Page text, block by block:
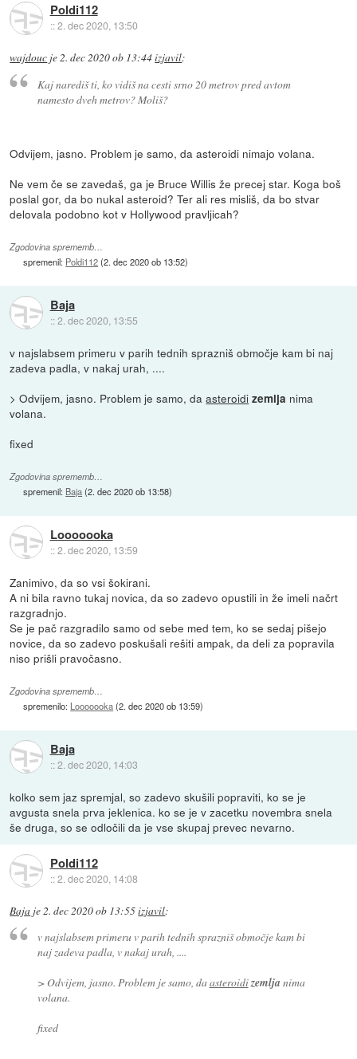
Poldi112
::2. dec 2020, 13:50
wajdouc je2. dec 2020 ob 13:44izjavil:
Kaj narediš ti, ko vidiš na cesti srno 20 metrov pred avtom
namesto dveh metrov? Moliš?
Odvijem, jasno. Problem je samo, da asteroidi nimajo volana.
Ne vem če se zavedaš, ga je Bruce Willis že precej star. Koga boš
poslal gor, da bo nukal asteroid? Ter ali res misliš, da bo stvar
delovala podobno kot v Hollywood pravljicah?
Zgodovina sprememb…
spremenil: Poldi112(2. dec 2020 ob 13:52)
Baja
::2. dec 2020, 13:55
v najslabsem primeru v parih tednih sprazniš območje kam bi naj
zadeva padla, v nakaj urah, ....
> Odvijem, jasno. Problem je samo, daasteroidi zemlja nima
volana.
fixed
Zgodovina sprememb…
spremenil: Baja(2. dec 2020 ob 13:58)
Looooooka
::2. dec 2020, 13:59
Zanimivo, da so vsi šokirani.
A ni bila ravno tukaj novica, da so zadevo opustili in že imeli načrt
razgradnjo.
Se je pač razgradilo samo od sebe med tem, ko se sedaj pišejo
novice, da so zadevo poskušali rešiti ampak, da deli za popravila
niso prišli pravočasno.
Zgodovina sprememb…
spremenilo: Looooooka(2. dec 2020 ob 13:59)
Baja
::2. dec 2020, 14:03
kolko sem jaz spremjal, so zadevo skušili popraviti, ko se je
avgusta snela prva jeklenica. ko se je v zacetku novembra snela
še druga, so se odločili da je vse skupaj prevec nevarno.
Poldi112
::2. dec 2020, 14:08
Baja je2. dec 2020 ob 13:55izjavil:
v najslabsem primeru v parih tednih sprazniš območje kam bi
naj zadeva padla, v nakaj urah, ....
> Odvijem, jasno. Problem je samo, daasteroidizemlja nima
volana.
fixed